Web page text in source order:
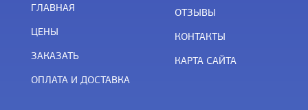
ГЛАВНАЯ
ЦЕНЫ
ЗАКАЗАТЬ
ОПЛАТА И ДОСТАВКА
ОТЗЫВЫ
КОНТАКТЫ
КАРТА САЙТА